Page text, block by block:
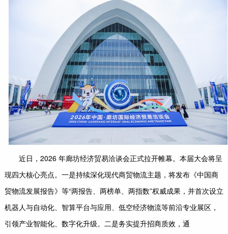
近日，2026 年廊坊经济贸易洽谈会正式拉开帷幕。本届大会将呈
现四大核心亮点。一是持续深化现代商贸物流主题，将发布《中国商
贸物流发展报告》等“两报告、两榜单、两指数”权威成果，并首次设立
机器人与自动化、智算平台与应用、低空经济物流等前沿专业展区，
引领产业智能化、数字化升级。二是务实提升招商质效，通